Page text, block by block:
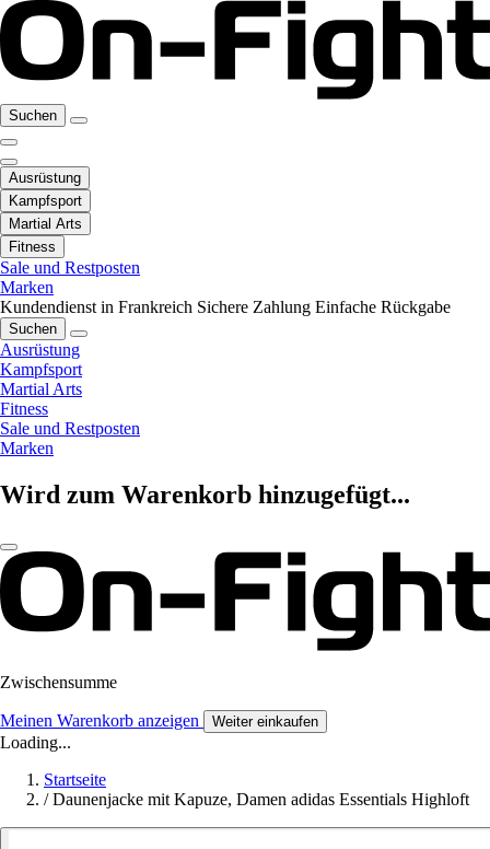
Suchen
Ausrüstung
Kampfsport
Martial Arts
Fitness
Sale und Restposten
Marken
Kundendienst in Frankreich Sichere Zahlung Einfache Rückgabe
Suchen
Ausrüstung
Kampfsport
Martial Arts
Fitness
Sale und Restposten
Marken
Wird zum Warenkorb hinzugefügt...
Zwischensumme
Meinen Warenkorb anzeigen Weiter einkaufen
Loading...
Startseite
/ Daunenjacke mit Kapuze, Damen adidas Essentials Highloft